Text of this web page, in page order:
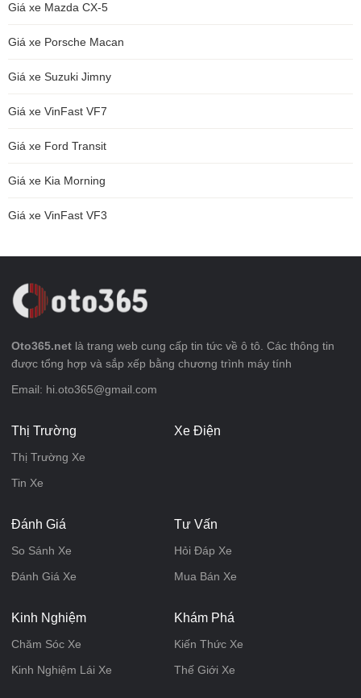
Giá xe Mazda CX-5
Giá xe Porsche Macan
Giá xe Suzuki Jimny
Giá xe VinFast VF7
Giá xe Ford Transit
Giá xe Kia Morning
Giá xe VinFast VF3
Oto365.net là trang web cung cấp tin tức về ô tô. Các thông tin
được tổng hợp và sắp xếp bằng chương trình máy tính
Email: hi.oto365@gmail.com
Thị Trường
Thị Trường Xe
Tin Xe
Xe Điện
Đánh Giá
So Sánh Xe
Đánh Giá Xe
Tư Vấn
Hỏi Đáp Xe
Mua Bán Xe
Kinh Nghiệm
Chăm Sóc Xe
Kinh Nghiệm Lái Xe
Khám Phá
Kiến Thức Xe
Thế Giới Xe